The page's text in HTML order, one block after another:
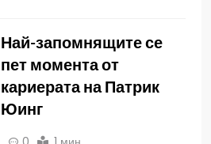
Най-запомнящите се
пет момента от
кариерата на Патрик
Юинг